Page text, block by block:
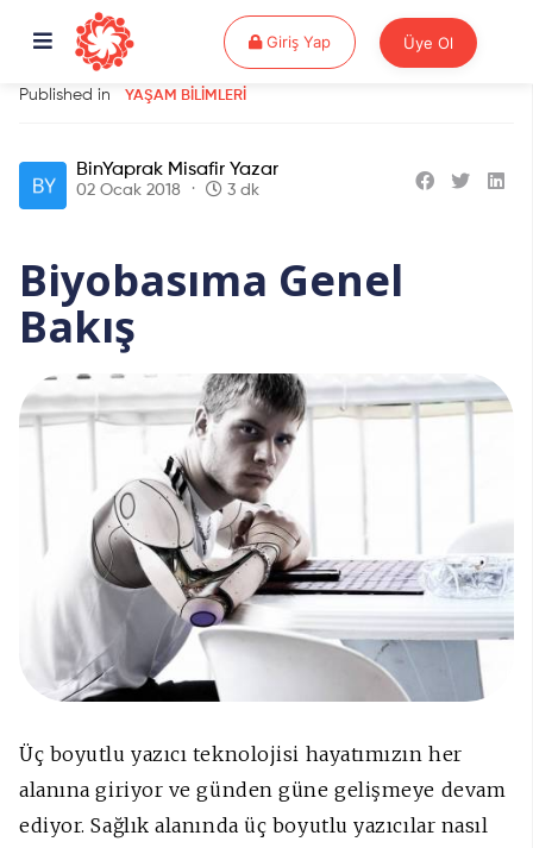
Giriş YapGiriş Yap Üye Ol
Published in YAŞAM BILIMLERI
BinYaprak Misafir Yazar
02 Ocak 2018 3 dk
Biyobasıma Genel
Bakış
Üç boyutlu yazıcı teknolojisi hayatımızın her
alanına giriyor ve günden güne gelişmeye devam
ediyor. Sağlık alanında üç boyutlu yazıcılar nasıl